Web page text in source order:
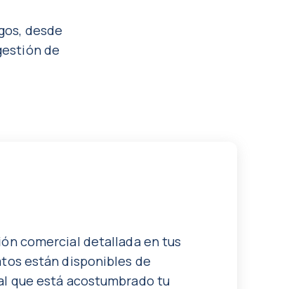
desde
de
comercial detallada en tus
están disponibles de
que está acostumbrado tu